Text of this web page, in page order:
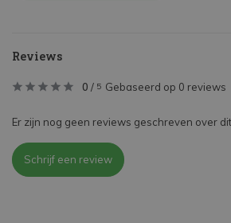
Reviews
0 / 5 Gebaseerd op 0 reviews
Er zijn nog geen reviews geschreven over
Schrijf een review